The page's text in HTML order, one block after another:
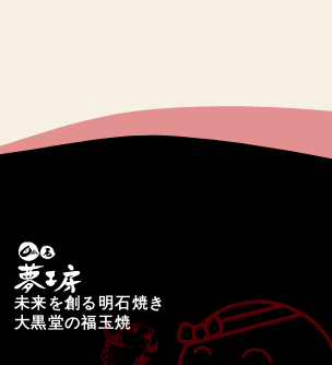
未来を創る明石焼き
大黒堂の福玉焼